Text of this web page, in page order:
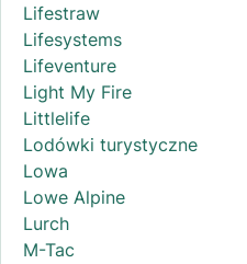
Lifestraw
Lifesystems
Lifeventure
Light My Fire
Littlelife
Lodówki turystyczne
Lowa
Lowe Alpine
Lurch
M-Tac